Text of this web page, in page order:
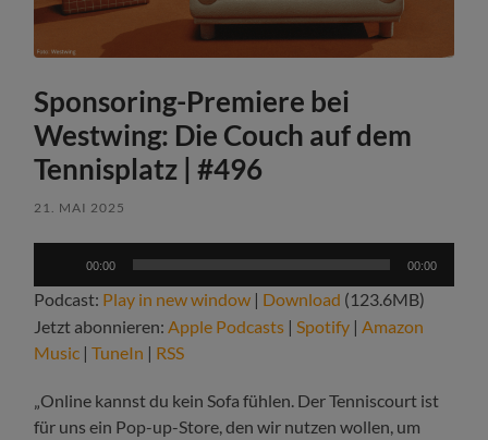
Sponsoring-Premiere bei
Westwing: Die Couch auf dem
Tennisplatz | #496
21. MAI 2025
00:00 00:00
Podcast: Play in new window | Download (123.6MB)
Jetzt abonnieren: Apple Podcasts | Spotify | Amazon
Music |TuneIn | RSS
„Online kannst du kein Sofa fühlen. Der Tenniscourt ist
für uns ein Pop-up-Store, den wir nutzen wollen, um